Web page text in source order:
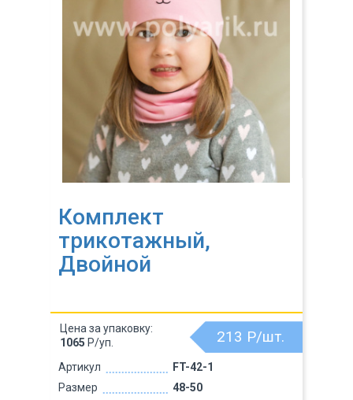
Комплект
трикотажный,
Двойной
Артикул
FT-42-1
Размер
48-50
213 Р/шт.
Цена за упаковку:
1065 Р/уп.